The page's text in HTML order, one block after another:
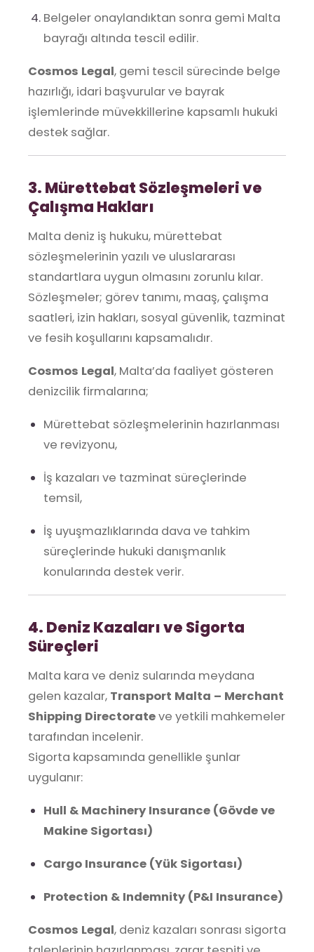
Belgeler onaylandıktan sonra gemi Malta
bayrağı altında tescil edilir.
Cosmos Legal, gemi tescil sürecinde belge
hazırlığı, idari başvurular ve bayrak
işlemlerinde müvekkillerine kapsamlı hukuki
destek sağlar.
3. Mürettebat Sözleşmeleri ve
Çalışma Hakları
Malta deniz iş hukuku, mürettebat
sözleşmelerinin yazılı ve uluslararası
standartlara uygun olmasını zorunlu kılar.
Sözleşmeler; görev tanımı, maaş, çalışma
saatleri, izin hakları, sosyal güvenlik, tazminat
ve fesih koşullarını kapsamalıdır.
Cosmos Legal, Malta’da faaliyet gösteren
denizcilik firmalarına;
Mürettebat sözleşmelerinin hazırlanması
ve revizyonu,
İş kazaları ve tazminat süreçlerinde
temsil,
İş uyuşmazlıklarında dava ve tahkim
süreçlerinde hukuki danışmanlık
konularında destek verir.
4. Deniz Kazaları ve Sigorta
Süreçleri
Malta kara ve deniz sularında meydana
gelen kazalar, Transport Malta – Merchant
Shipping Directorateve yetkili mahkemeler
tarafından incelenir.
Sigorta kapsamında genellikle şunlar
uygulanır:
Hull & Machinery Insurance (Gövde ve
Makine Sigortası)
Cargo Insurance (Yük Sigortası)
Protection & Indemnity (P&I Insurance)
Cosmos Legal, deniz kazaları sonrası sigorta